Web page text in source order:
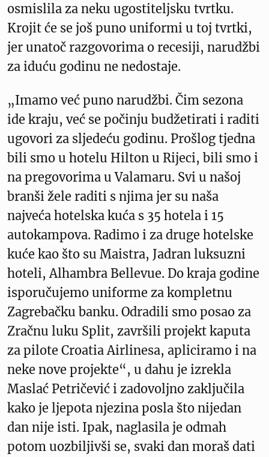
osmislila za neku ugostiteljsku tvrtku.
Krojit će se još puno uniformi u toj tvrtki,
jer unatoč razgovorima o recesiji, narudžbi
za iduću godinu ne nedostaje.
„Imamo već puno narudžbi. Čim sezona
ide kraju, već se počinju budžetirati i raditi
ugovori za sljedeću godinu. Prošlog tjedna
bili smo u hotelu Hilton u Rijeci, bili smo i
na pregovorima u Valamaru. Svi u našoj
branši žele raditi s njima jer su naša
najveća hotelska kuća s 35 hotela i 15
autokampova. Radimo i za druge hotelske
kuće kao što su Maistra, Jadran luksuzni
hoteli, Alhambra Bellevue. Do kraja godine
isporučujemo uniforme za kompletnu
Zagrebačku banku. Odradili smo posao za
Zračnu luku Split, završili projekt kaputa
za pilote Croatia Airlinesa, apliciramo i na
neke nove projekte“, u dahu je izrekla
Maslać Petričević i zadovoljno zaključila
kako je ljepota njezina posla što nijedan
dan nije isti. Ipak, naglasila je odmah
potom uozbiljivši se, svaki dan moraš dati